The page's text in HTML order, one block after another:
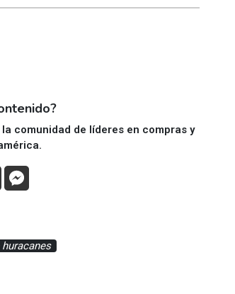
comunidad de líderes en compras y